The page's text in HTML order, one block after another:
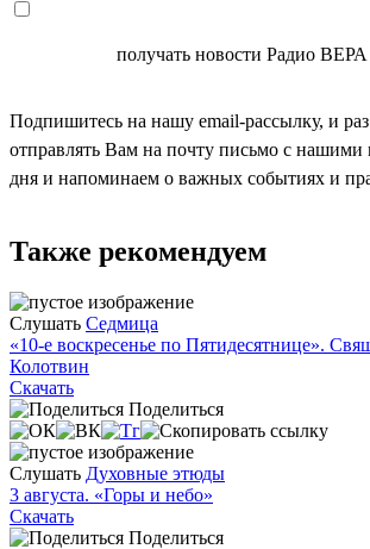
получать новости Радио ВЕРА
Подпишитесь на нашу email-рассылку, и
отправлять Вам на почту письмо с нашими
дня и напоминаем о важных событиях и
Также рекомендуем
Слушать Седмица
«10-е воскресенье по Пятидесятнице».
Колотвин
Скачать
Поделиться
Слушать Духовные этюды
3 августа. «Горы и небо»
Скачать
Поделиться